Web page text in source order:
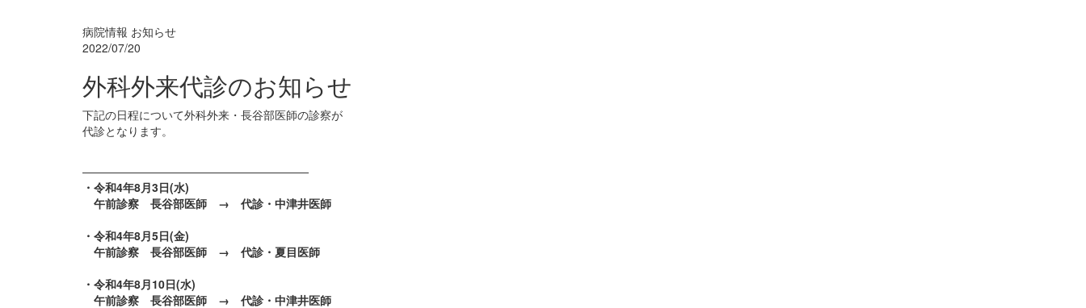
病院情報 お知らせ
2022/07/20
外科外来代診のお知らせ
下記の日程について外科外来・長谷部医師の診察が
代診となります。
————————————————————
・令和4年8月3日(水)
午前診察 長谷部医師 → 代診・中津井医師
・令和4年8月5日(金)
午前診察 長谷部医師 → 代診・夏目医師
・令和4年8月10日(水)
午前診察 長谷部医師 → 代診・中津井医師